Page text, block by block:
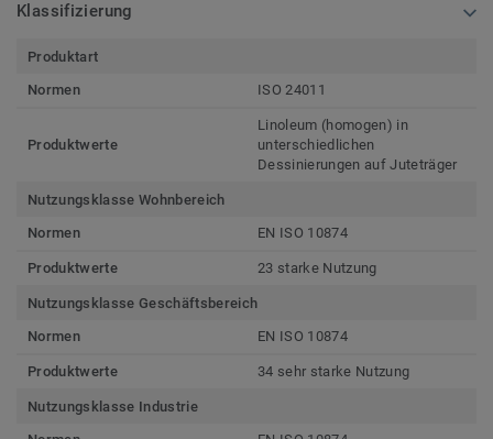
Klassifizierung
Produktart
Normen
ISO 24011
Produktwerte
Linoleum (homogen) in
unterschiedlichen
Dessinierungen auf Juteträger
Nutzungsklasse Wohnbereich
Normen
EN ISO 10874
Produktwerte 23 starke Nutzung
Nutzungsklasse Geschäftsbereich
Normen
EN ISO 10874
Produktwerte 34 sehr starke Nutzung
Nutzungsklasse Industrie